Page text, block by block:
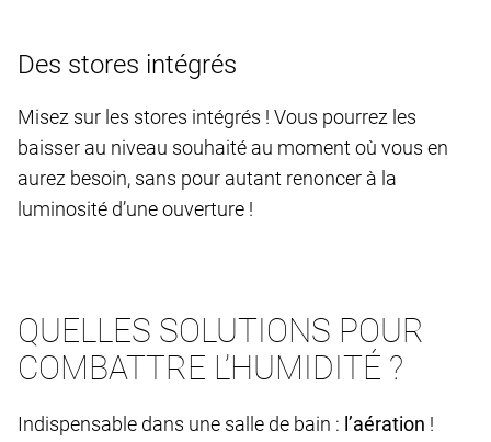
Des stores intégrés
Misez sur les stores intégrés ! Vous pourrez les
baisser au niveau souhaité au moment où vous en
aurez besoin, sans pour autant renoncer à la
luminosité d’une ouverture !
QUELLES SOLUTIONS POUR
COMBATTRE L’HUMIDITÉ ?
Indispensable dans une salle de bain : l’aération !